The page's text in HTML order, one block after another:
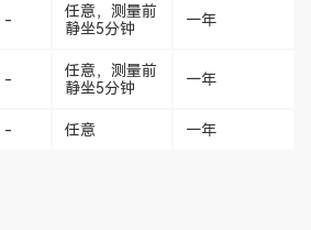
-
任意，测量前
静坐5分钟
一年
-
任意，测量前
静坐5分钟
一年
- 任意 一年